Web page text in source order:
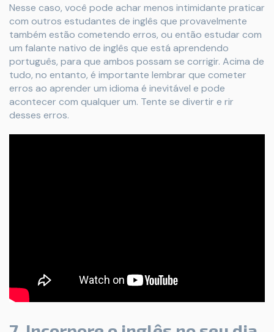
Nesse caso, você pode achar menos intimidante praticar
com outros estudantes de inglês que provavelmente
também estão cometendo erros, ou então estudar com
um falante nativo de inglês que está aprendendo
português, para que ambos possam se corrigir. Acima de
tudo, no entanto, é importante lembrar que cometer
erros ao aprender um idioma é inevitável e pode
acontecer com qualquer um. Tente se divertir e rir
desses erros.